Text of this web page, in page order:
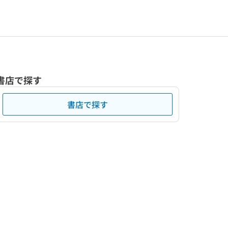
店で探す
書店で探す